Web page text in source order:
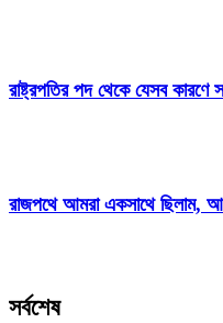
রাষ্ট্রপতির পদ থেকে যেসব কারণে
রাজপথে আমরা একসাথে ছিলাম,
সর্বশেষ